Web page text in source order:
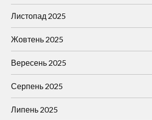
Листопад 2025
Жовтень 2025
Вересень 2025
Серпень 2025
Липень 2025